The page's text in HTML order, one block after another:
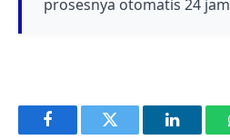
Baca juga Delta
prosesnya otomatis 24
FacebookTwitter